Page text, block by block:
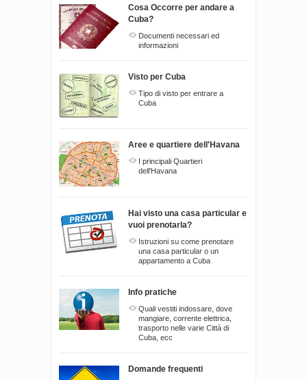
Cosa Occorre per andare a
Cuba?
Documenti necessari ed
informazioni
Visto per Cuba
Tipo di visto per entrare a
Cuba
Aree e quartiere dell'Havana
I principali Quartieri
dell'Havana
Hai visto una casa particular e
vuoi prenotarla?
Istruzioni su come prenotare
una casa particular o un
appartamento a Cuba
Info pratiche
Quali vestiti indossare, dove
mangiare, corrente elettrica,
trasporto nelle varie Città di
Cuba, ecc
Domande frequenti